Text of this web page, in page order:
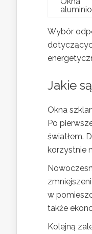
Wybór
Jakie
Okna
Po
światłem.
korzystnie
w
także
Kolejną